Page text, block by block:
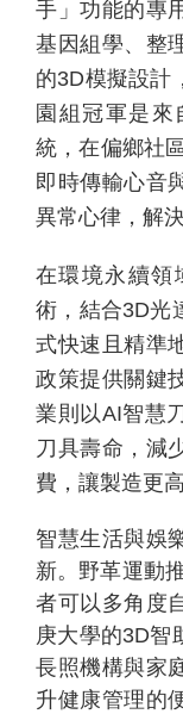
手」功能的專
基因組學、整
的3D模擬設計
園組冠軍是
統，在偏鄉社
即時傳輸心音
異常心律，解
在環境永續領
術，結合3D光
式快速且精準
政策提供關鍵
業則以AI智慧
刀具壽命，減
費，讓製造更
智慧生活與娛
新。野革運動
者可以多角度
庚大學的3D智
長照機構與家
升健康管理的